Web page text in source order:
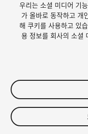
$39.99
세금/부가세는 결제 시 반영
우리는 소셜 미디어 기
가 올바로 동작하고 개
해 쿠키를 사용하고 있
용 정보를 회사의 소셜